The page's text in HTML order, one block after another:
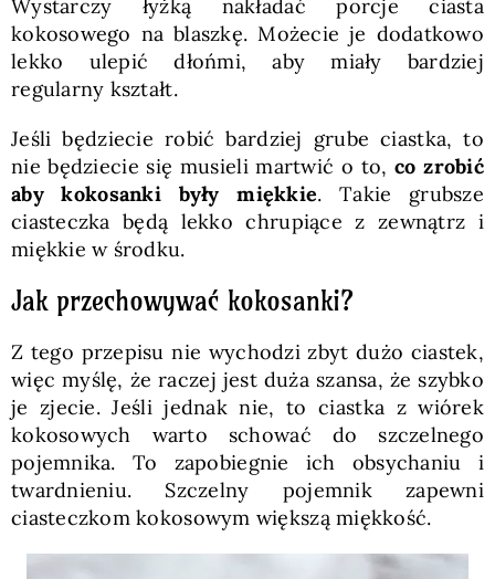
Wystarczy łyżką nakładać porcje ciasta
kokosowego na blaszkę. Możecie je dodatkowo
lekko ulepić dłońmi, aby miały bardziej
regularny kształt.
Jeśli będziecie robić bardziej grube ciastka, to
nie będziecie się musieli martwić o to,co zrobić
aby kokosanki były miękkie. Takie grubsze
ciasteczka będą lekko chrupiące z zewnątrz i
miękkie w środku.
Jak przechowywać kokosanki?
Z tego przepisu nie wychodzi zbyt dużo ciastek,
więc myślę, że raczej jest duża szansa, że szybko
je zjecie. Jeśli jednak nie, to ciastka z wiórek
kokosowych warto schować do szczelnego
pojemnika. To zapobiegnie ich obsychaniu i
twardnieniu. Szczelny pojemnik zapewni
ciasteczkom kokosowym większą miękkość.